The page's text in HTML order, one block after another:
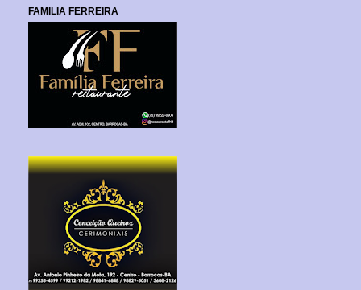
FAMILIA FERREIRA